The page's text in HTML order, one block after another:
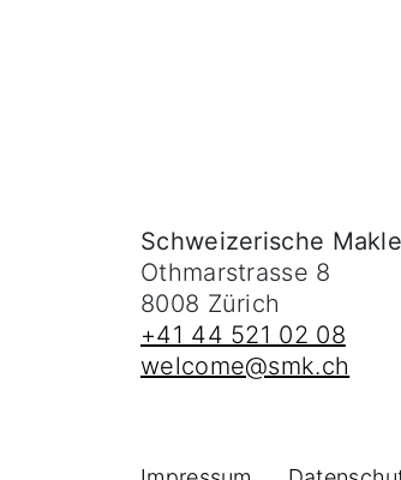
Schweizerische
Othmarstrasse 8
8008 Zürich
+41 44 521 02 08
welcome@smk.ch